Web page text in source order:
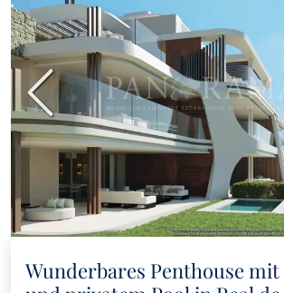
Vorherige
Wunderbares Penthouse